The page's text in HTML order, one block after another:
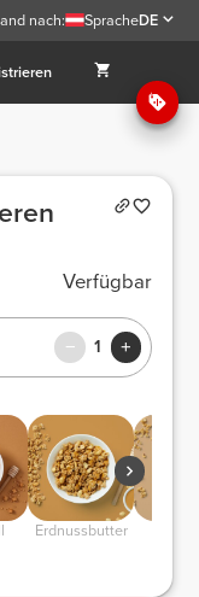
nach: SpracheDE
Verfügbar
1
Erdnussbutter